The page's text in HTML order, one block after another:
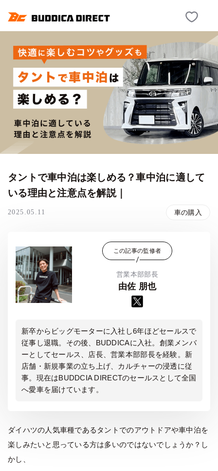
タントで車中泊は楽しめる？車中泊に適して
いる理由と注意点を解説｜
2025.05.11 車の購入
この記事の監修者
営業本部部長
由佐 朋也
新卒からビッグモーターに入社し6年ほどセールスで
従事し退職。その後、BUDDICAに入社。創業メンバ
ーとしてセールス、店長、営業本部部長を経験。新
店舗・新規事業の立ち上げ、カルチャーの浸透に従
事。現在はBUDDCIA DIRECTのセールスとして全国
へ愛車を届けています。
ダイハツの人気車種であるタントでのアウトドアや車中泊を
楽しみたいと思っている方は多いのではないでしょうか？し
かし、